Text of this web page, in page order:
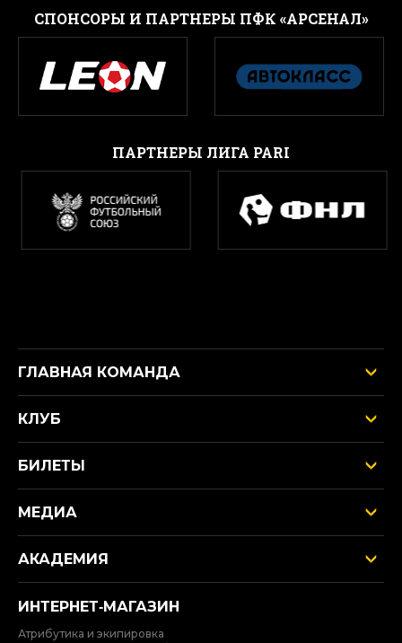
CПОНСОРЫ И ПАРТНЕРЫ ПФК «АРСЕНАЛ»
ПАРТНЕРЫ ЛИГА PARI
ГЛАВНАЯ КОМАНДА
КЛУБ
БИЛЕТЫ
МЕДИА
АКАДЕМИЯ
ИНТЕРНЕТ‑МАГАЗИН
Атрибутика и экипировка